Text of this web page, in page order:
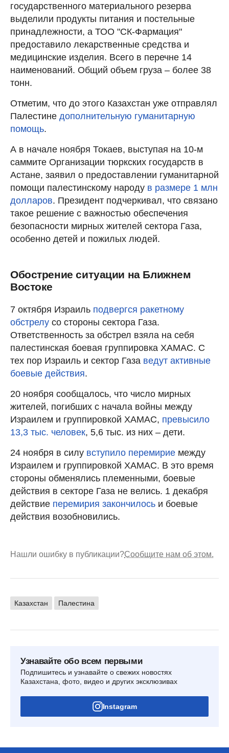
государственного материального резерва
выделили продукты питания и постельные
принадлежности, а ТОО "СК-Фармация"
предоставило лекарственные средства и
медицинские изделия. Всего в перечне 14
наименований. Общий объем груза – более 38
тонн.
Отметим, что до этого Казахстан уже отправлял
Палестине дополнительную гуманитарную
помощь.
А в начале ноября Токаев, выступая на 10-м
саммите Организации тюркских государств в
Астане, заявил о предоставлении гуманитарной
помощи палестинскому народу в размере 1 млн
долларов. Президент подчеркивал, что связано
такое решение с важностью обеспечения
безопасности мирных жителей сектора Газа,
особенно детей и пожилых людей.
Обострение ситуации на Ближнем
Востоке
7 октября Израиль подвергся ракетному
обстрелу со стороны сектора Газа.
Ответственность за обстрел взяла на себя
палестинская боевая группировка ХАМАС. С
тех пор Израиль и сектор Газа ведут активные
боевые действия.
20 ноября сообщалось, что число мирных
жителей, погибших с начала войны между
Израилем и группировкой ХАМАС, превысило
13,3 тыс. человек, 5,6 тыс. из них – дети.
24 ноября в силу вступило перемирие между
Израилем и группировкой ХАМАС. В это время
стороны обменялись племенными, боевые
действия в секторе Газа не велись. 1 декабря
действие перемирия закончилось и боевые
действия возобновились.
Нашли ошибку в публикации?Сообщите нам об этом.
Казахстан Палестина
Узнавайте обо всем первыми
Подпишитесь и узнавайте о свежих новостях
Казахстана, фото, видео и других эксклюзивах
Instagram